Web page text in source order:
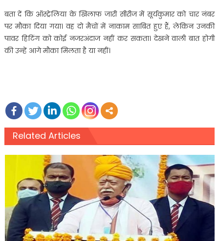
बता दें कि ऑस्ट्रेलिया के खिलाफ जारी सीरीज में सूर्यकुमार को चार नंबर
पर मौका दिया गया। वह दो मैचों में नाकाम साबित हुए हैं, लेकिन उनकी
पावर हिटिंग को कोई नजरअंदाज नहीं कर सकता। देखने वाली बात होगी
की उन्हें आगे मौका मिलता है या नहीं।
Related Articles